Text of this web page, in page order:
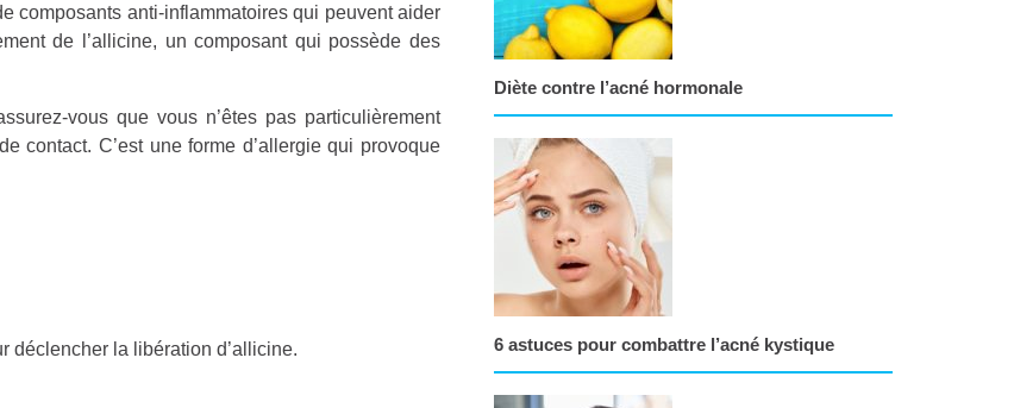
composants anti-inflammatoires qui peuvent aider
de l’allicine, un composant qui possède des
vous que vous n’êtes pas particulièrement
contact. C’est une forme d’allergie qui provoque
déclencher la libération d’allicine.
Diète contre l’acné hormonale
6 astuces pour combattre l’acné kystique